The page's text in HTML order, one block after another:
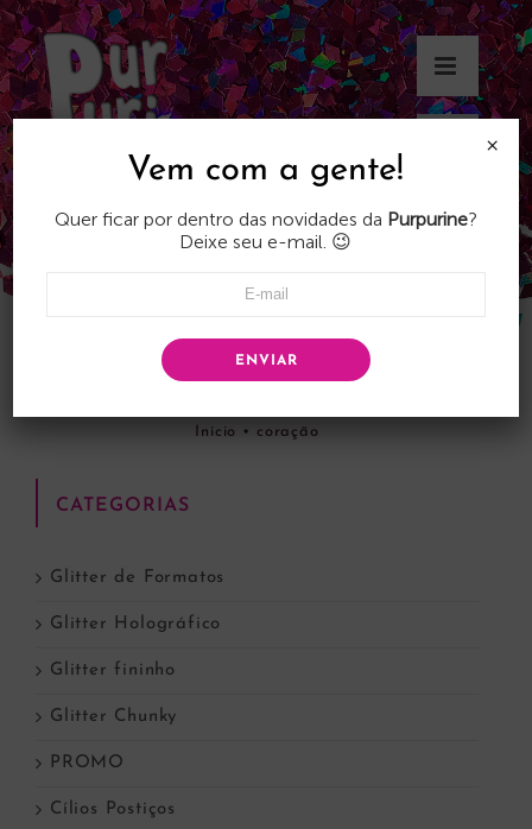
Skip
to
content
Início • coração
CATEGORIAS
Glitter de Formatos
Glitter Holográfico
Glitter fininho
Glitter Chunky
PROMO
Cílios Postiços
Vem com a gente!
Quer ficar por dentro das novidades da Purpurine?
Deixe seu e-mail. 😉
ENVIAR
×